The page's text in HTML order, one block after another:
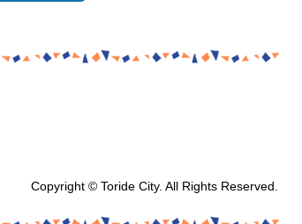
Copyright © Toride City. All Rights Reserved.